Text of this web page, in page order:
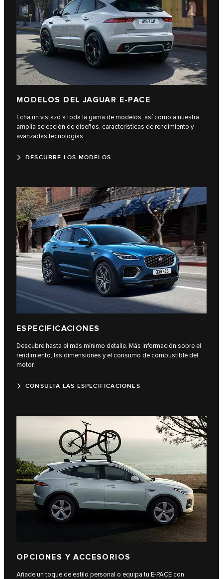
MODELOS DEL JAGUAR E-PACE
Echa un vistazo a toda la gama de modelos, así como a nuestra
amplia selección de diseños, características de rendimiento y
avanzadas tecnologías.
DESCUBRE LOS MODELOS
ESPECIFICACIONES
Descubre hasta el más mínimo detalle. Más información sobre el
rendimiento, las dimensiones y el consumo de combustible del
motor.
CONSULTA LAS ESPECIFICACIONES
OPCIONES Y ACCESORIOS
Añade un toque de estilo personal o equipa tu E‑PACE con